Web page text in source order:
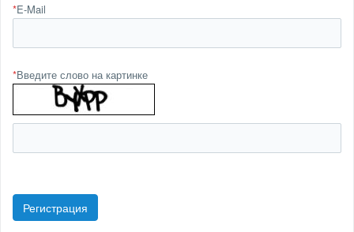
*E-Mail
*Введите слово на картинке